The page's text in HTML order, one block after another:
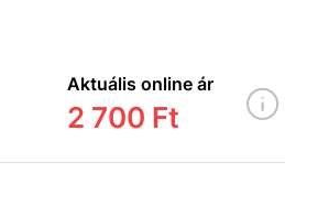
Aktuális online ár
2 700 Ft